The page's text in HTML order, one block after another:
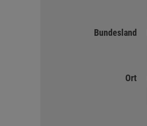
Bundesland
Ort